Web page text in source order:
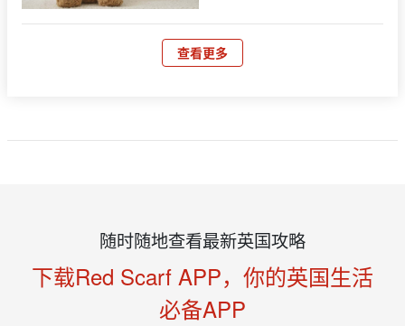
查看更多
随时随地查看最新英国攻略
下载Red Scarf APP，你的英国生活
必备APP